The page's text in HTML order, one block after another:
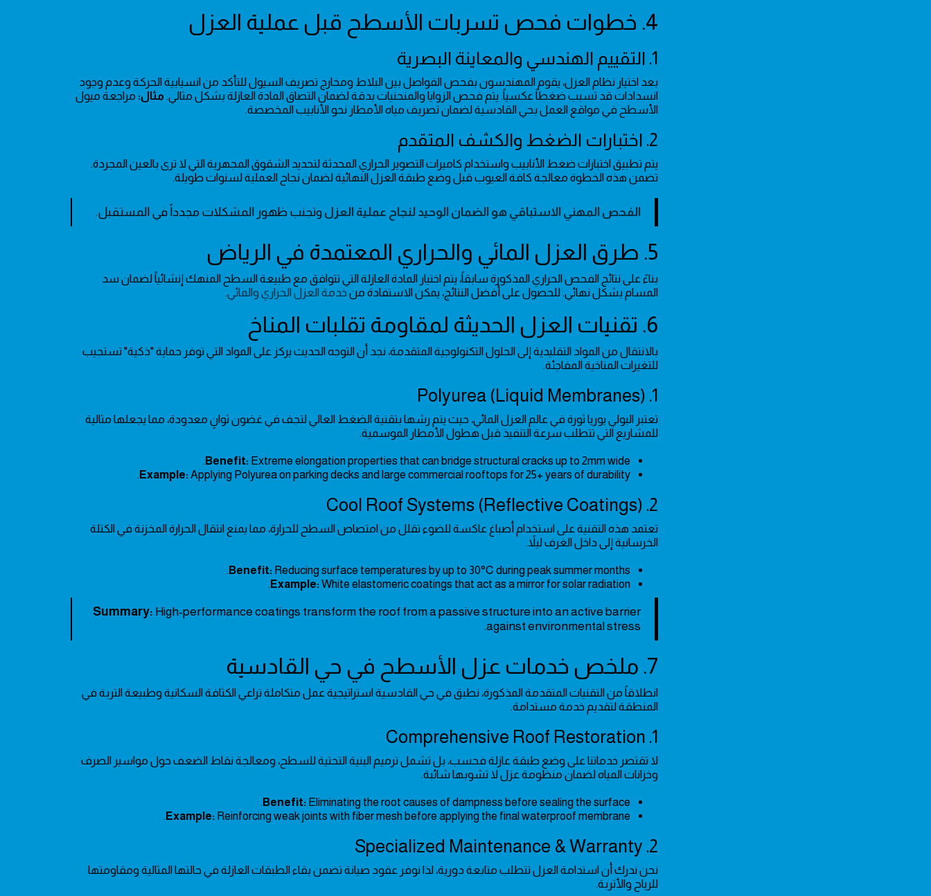
4. خطوات فحص تسربات الأسطح قبل عملية العزل
1. التقييم الهندسي والمعاينة البصرية
بعد اختيار نظام العزل، يقوم المهندسون بفحص الفواصل بين البلاط ومخارج تصريف السيول للتأكد من انسيابية الحركة وعدم وجود
انسدادات قد تسبب ضغطاً عكسياً. يتم فحص الزوايا والمنحنيات بدقة لضمان التصاق المادة العازلة بشكل مثالي. مثال: مراجعة ميول
الأسطح في مواقع العمل بحي القادسية لضمان تصريف مياه الأمطار نحو الأنابيب المخصصة.
2. اختبارات الضغط والكشف المتقدم
يتم تطبيق اختبارات ضغط الأنابيب واستخدام كاميرات التصوير الحراري المحدثة لتحديد الشقوق المجهرية التي لا ترى بالعين المجردة.
تضمن هذه الخطوة معالجة كافة العيوب قبل وضع طبقة العزل النهائية لضمان نجاح العملية لسنوات طويلة.
الفحص المهني الاستباقي هو الضمان الوحيد لنجاح عملية العزل وتجنب ظهور المشكلات مجدداً في المستقبل.
5. طرق العزل المائي والحراري المعتمدة في الرياض
بناءً على نتائج الفحص الحراري المذكورة سابقاً، يتم اختيار المادة العازلة التي تتوافق مع طبيعة السطح المنهك إنشائياً لضمان سد
المسام بشكل نهائي. للحصول على أفضل النتائج، يمكن الاستفادة من خدمة العزل الحراري والمائي.
6. تقنيات العزل الحديثة لمقاومة تقلبات المناخ
بالانتقال من المواد التقليدية إلى الحلول التكنولوجية المتقدمة، نجد أن التوجه الحديث يركز على المواد التي توفر حماية "ذكية" تستجيب
للتغيرات المناخية المفاجئة.
1. Polyurea (Liquid Membranes)
تعتبر البولي يوريا ثورة في عالم العزل المائي، حيث يتم رشها بتقنية الضغط العالي لتجف في غضون ثوانٍ معدودة، مما يجعلها مثالية
للمشاريع التي تتطلب سرعة التنفيذ قبل هطول الأمطار الموسمية.
Benefit:Extreme elongation properties that can bridge structural cracks up to 2mm wide.
Example:Applying Polyurea on parking decks and large commercial rooftops for 25+ years of durability.
2. Cool Roof Systems (Reflective Coatings)
تعتمد هذه التقنية على استخدام أصباغ عاكسة للضوء تقلل من امتصاص السطح للحرارة، مما يمنع انتقال الحرارة المخزنة في الكتلة
الخرسانية إلى داخل الغرف ليلاً.
Benefit:Reducing surface temperatures by up to 30°C during peak summer months.
Example:White elastomeric coatings that act as a mirror for solar radiation.
Summary: High-performance coatings transform the roof from a passive structure into an active barrier
against environmental stress.
7. ملخص خدمات عزل الأسطح في حي القادسية
انطلاقاً من التقنيات المتقدمة المذكورة، نطبق في حي القادسية استراتيجية عمل متكاملة تراعي الكثافة السكانية وطبيعة التربة في
المنطقة لتقديم خدمة مستدامة.
1. Comprehensive Roof Restoration
لا تقتصر خدماتنا على وضع طبقة عازلة فحسب، بل تشمل ترميم البنية التحتية للسطح، ومعالجة نقاط الضعف حول مواسير الصرف
وخزانات المياه لضمان منظومة عزل لا تشوبها شائبة.
Benefit:Eliminating the root causes of dampness before sealing the surface.
Example:Reinforcing weak joints with fiber mesh before applying the final waterproof membrane.
2. Specialized Maintenance & Warranty
نحن ندرك أن استدامة العزل تتطلب متابعة دورية، لذا نوفر عقود صيانة تضمن بقاء الطبقات العازلة في حالتها المثالية ومقاومتها
للرياح والأتربة.